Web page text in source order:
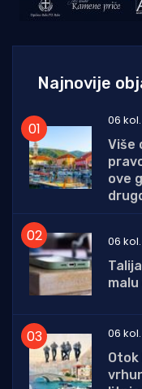
Najnovije
06
Više
ove
06
06